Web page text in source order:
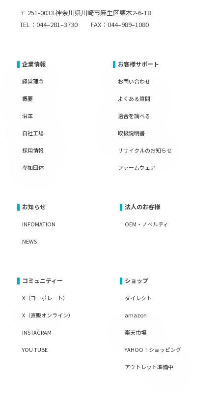
〒 251-0033 神奈川県川崎市麻生区栗木2-6-18
TEL：044–281–3730 FAX：044–989–1080
企業情報
経営理念
概要
沿革
自社工場
採用情報
参加団体
お客様サポート
お問い合わせ
よくある質問
適合を調べる
取扱説明書
リサイクルのお知らせ
ファームウェア
お知らせ
INFOMATION
NEWS
法人のお客様
OEM・ノベルティ
コミュニティー
X（コーポレート）
X（直販オンライン）
INSTAGRAM
YOU TUBE
ショップ
ダイレクト
amazon
楽天市場
YAHOO！ショッピング
アウトレット準備中